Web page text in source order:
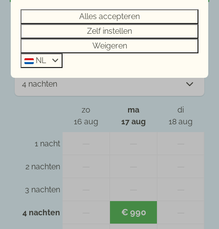
TV met extra Duitse kanalen
Haard: Houtkachel
Radio via televisie
Televisie
Zithoek
2 gasten
Aankomst: 17 augustus 2026
zo
16 aug
ma
17 aug
di
18 aug
1 nacht
2 nachten
3 nachten
4 nachten € 990
Alles accepteren
Zelf instellen
Weigeren
NL